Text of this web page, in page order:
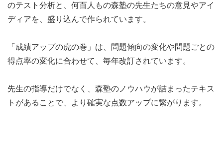
のテスト分析と、何百人もの森塾の先生たちの意見やアイ
ディアを、盛り込んで作られています。
「成績アップの虎の巻」は、問題傾向の変化や問題ごとの
得点率の変化に合わせて、毎年改訂されています。
先生の指導だけでなく、森塾のノウハウが詰まったテキス
トがあることで、より確実な点数アップに繋がります。